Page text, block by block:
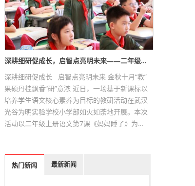
深耕细研促成长，启智点亮明未来——二年级…
深耕细研促成长 启智点亮明未来 金秋十月“教”
果硕丹桂飘香“研”意浓 近日，一场基于新课标以
培养学生语文核心素养为目标的教研活动在武汉
光谷为明实验学校小学部如火如荼地开展。本次
活动以二年级上册语文第7课《妈妈睡了》为…
热门新闻 最新新闻